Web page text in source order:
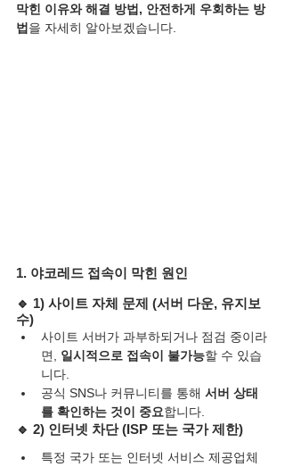
막힌 이유와 해결 방법, 안전하게 우회하는 방
법 을 자세히 알아보겠습니다.
1. 야코레드 접속이 막힌 원인
🔹 1) 사이트 자체 문제 (서버 다운, 유지보
수)
사이트 서버가 과부하되거나 점검 중이라
면, 일시적으로 접속이 불가능할 수 있습
니다.
공식 SNS나 커뮤니티를 통해 서버 상태
를 확인하는 것이 중요합니다.
🔹 2) 인터넷 차단 (ISP 또는 국가 제한)
특정 국가 또는 인터넷 서비스 제공업체